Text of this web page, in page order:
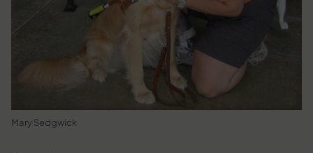
Mary Sedgwick